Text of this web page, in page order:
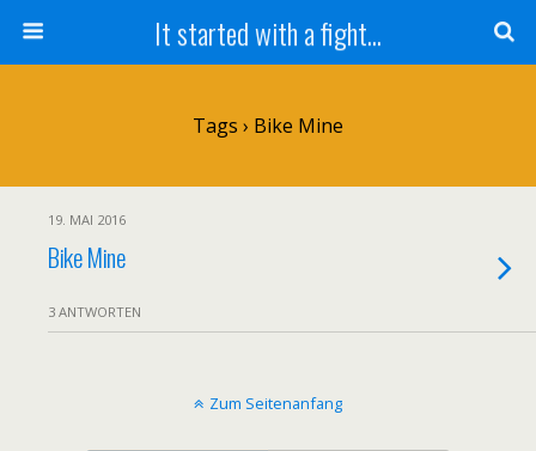
It started with a fight...
Tags › Bike Mine
19. MAI 2016
Bike Mine
3 ANTWORTEN
Zum Seitenanfang